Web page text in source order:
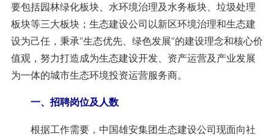
要包括园林绿化板块、水环境治理及水务板块、垃圾处理
板块等三大板块；生态建设公司以新区环境治理和生态建
设为己任，秉承“生态优先、绿色发展”的建设理念和核心价
值观，努力打造成为生态建设开发、资产运营及产业发展
为一体的城市生态环境投资运营服务商。
一、招聘岗位及人数
根据工作需要，中国雄安集团生态建设公司现面向社